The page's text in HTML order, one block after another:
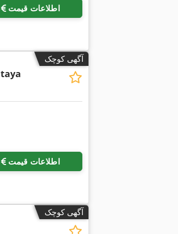
اطلاعات قیمت
آگهی کوچک
اطلاعات قیمت
آگهی کوچک